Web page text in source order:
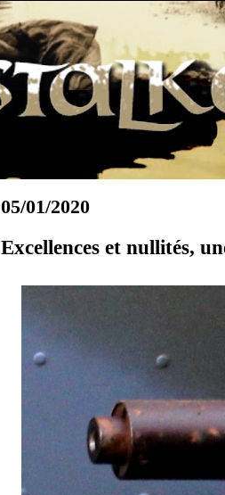
05/01/2020
Excellences et nullités,